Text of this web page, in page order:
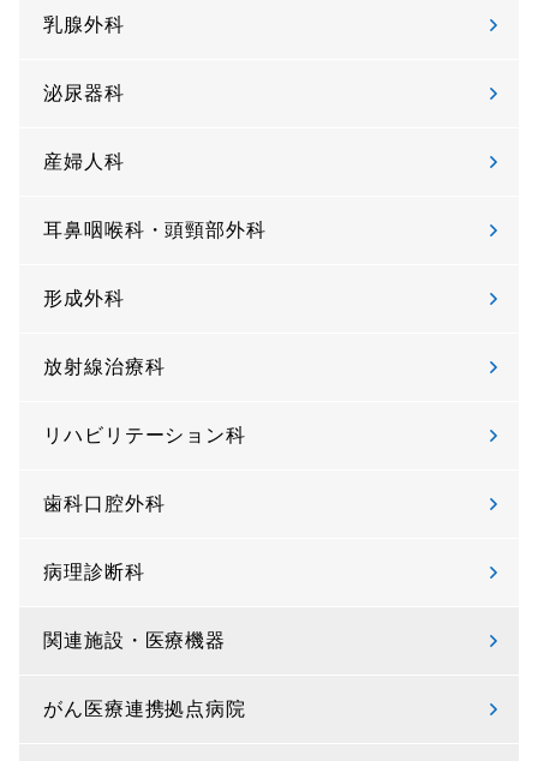
乳腺外科
泌尿器科
産婦人科
耳鼻咽喉科・頭頸部外科
形成外科
放射線治療科
リハビリテーション科
歯科口腔外科
病理診断科
関連施設・医療機器
がん医療連携拠点病院